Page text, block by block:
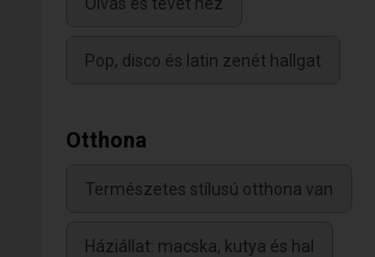
Pop, disco és latin zenét hallgat
Otthona
Természetes stílusú otthona van
Háziállat: macska, kutya és hal